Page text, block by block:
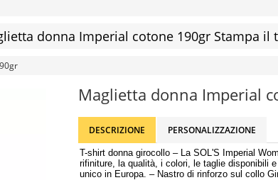
donna Imperial cotone 190gr Stampa il
Maglietta donna Imperial
DESCRIZIONE PERSONALIZZAZIONE
T-shirt donna girocollo – La SOL'S Imperial
rifiniture, la qualità, i colori, le taglie disponibili
unico in Europa. – Nastro di rinforzo sul collo